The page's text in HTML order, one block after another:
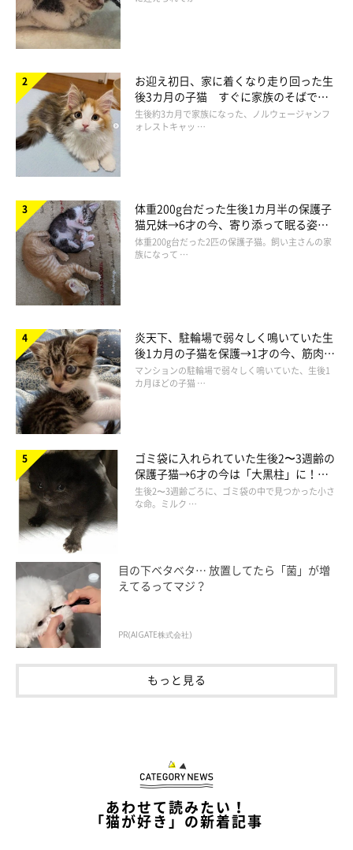
猫のおしっこがキラキラしているときの飼い
主さんの対応は？
getty
ーー愛猫のおしっこがキラキラしているとき、飼い主さんはどの
獣医師：
「まず、動物病院に行って状態を伝えてください。そして
をして、尿石症かどうか判断
いような専用の食事に変えたり、膀胱炎の治療
をすることになる
でしょう。
飼い主さんは、キラキラ以外にもふだんから下記のことをチェッ
クしてみてください。
おしっこの状態はいつもと同じかどうか
お迎え初日、家に着くなり走り回った生
後3カ月の子猫 すぐに家族のそばで落
ち着く姿に「迎えてよかった」
生後約3カ月で家族になった、ノルウェージャンフ
ォレストキャッ …
体重200g台だった生後1カ月半の保護子
猫兄妹→6才の今、寄り添って眠る姿に
ほっこり！
体重200g台だった2匹の保護子猫。飼い主さんの家
族になって …
炎天下、駐輪場で弱々しく鳴いていた生
後1カ月の子猫を保護→1才の今、筋肉質
でツンデレなコに成長
マンションの駐輪場で弱々しく鳴いていた、生後1
カ月ほどの子猫 …
ゴミ袋に入れられていた生後2〜3週齢の
保護子猫→6才の今は「大黒柱」に！
美しい黒猫に成長した姿にグッとくる
生後2〜3週齢ごろに、ゴミ袋の中で見つかった小さ
な命。ミルク …
目の下ベタベタ… 放置してたら「菌」が増
えてるってマジ？
PR(AIGATE株式会社)
もっと見る
あわせて読みたい！
「猫が好き」の新着記事